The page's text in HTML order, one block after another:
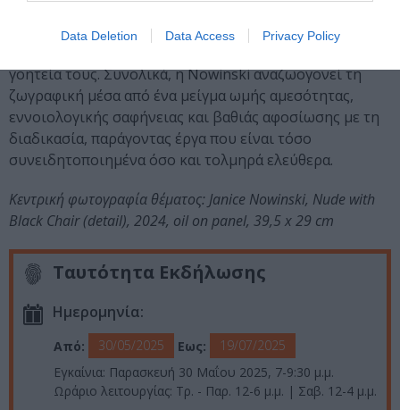
Data Deletion Data Access Privacy Policy
ανατομικά αναληθείς πινελιές, διεκδικούν την εξουσία
γοητεία τους. Συνολικά, η Nowinski αναζωογονεί τη
ζωγραφική μέσα από ένα μείγμα ωμής αμεσότητας,
εννοιολογικής σαφήνειας και βαθιάς αφοσίωσης με τη
διαδικασία, παράγοντας έργα που είναι τόσο
συνειδητοποιημένα όσο και τολμηρά ελεύθερα.
Κεντρική φωτογραφία θέματος: Janice Nowinski, Nude with
Black Chair (detail), 2024, oil on panel, 39,5 x 29 cm
Ταυτότητα Εκδήλωσης
Ημερομηνία:
Από: 30/05/2025 Εως:
19/07/2025
Εγκαίνια: Παρασκευή 30 Μαΐου 2025, 7-9:30 μ.μ.
Ωράριο λειτουργίας: Τρ. - Παρ. 12-6 μ.μ. | Σαβ. 12-4 μ.μ.